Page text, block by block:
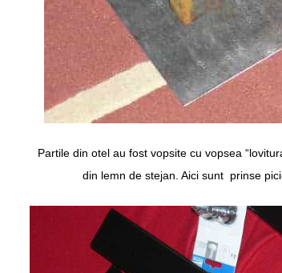
Partile din otel au fost vopsite cu vopsea
din lemn de stejan. Aici sunt prinse